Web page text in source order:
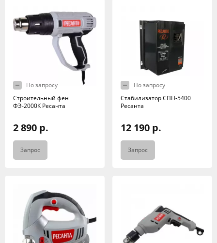
По запросу
Строительный фен
ФЭ-2000К Ресанта
2 890 р.
Запрос
По запросу
Стабилизатор СПН-5400
Ресанта
12 190 р.
Запрос